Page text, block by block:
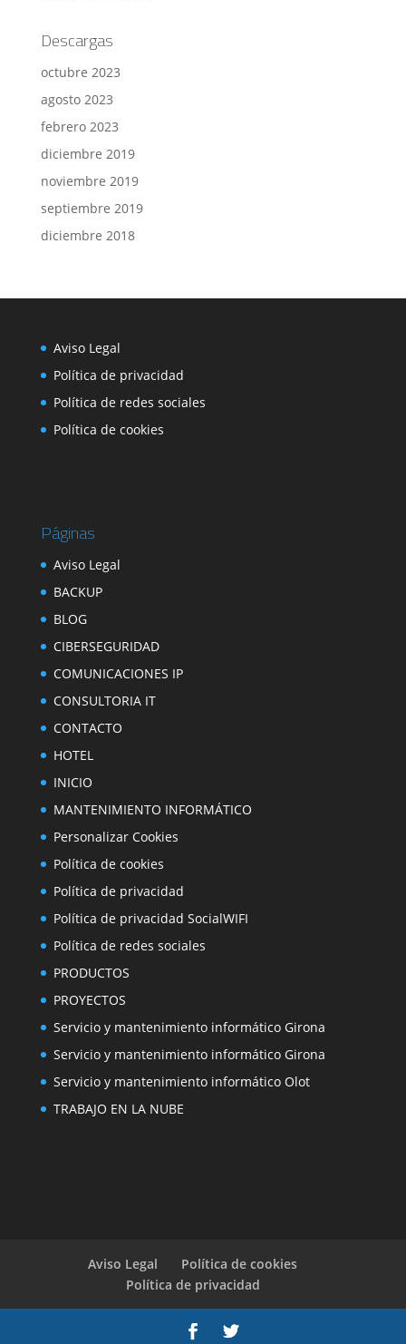
Descargas
octubre 2023
agosto 2023
febrero 2023
diciembre 2019
noviembre 2019
septiembre 2019
diciembre 2018
Aviso Legal
Política de privacidad
Política de redes sociales
Política de cookies
Páginas
Aviso Legal
BACKUP
BLOG
CIBERSEGURIDAD
COMUNICACIONES IP
CONSULTORIA IT
CONTACTO
HOTEL
INICIO
MANTENIMIENTO INFORMÁTICO
Personalizar Cookies
Política de cookies
Política de privacidad
Política de privacidad SocialWIFI
Política de redes sociales
PRODUCTOS
PROYECTOS
Servicio y mantenimiento informático Girona
Servicio y mantenimiento informático Girona
Servicio y mantenimiento informático Olot
TRABAJO EN LA NUBE
Aviso Legal
Política de cookies
Política de privacidad